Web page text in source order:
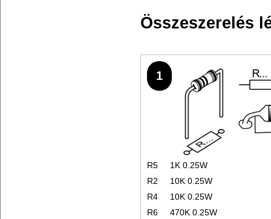
Összeszerelés
1
R5
1K 0.25W
R2
10K 0.25W
R4
10K 0.25W
R6
470K 0.25W